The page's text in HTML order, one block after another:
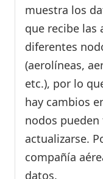
muestra los
que recibe las
diferentes
(aerolíneas,
etc.), por lo
hay cambios
nodos
actualizarse.
compañía
datos.